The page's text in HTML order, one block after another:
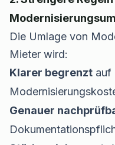
Die Umlage von
Mieter wird:
Klarer begrenzt auf
Genauer